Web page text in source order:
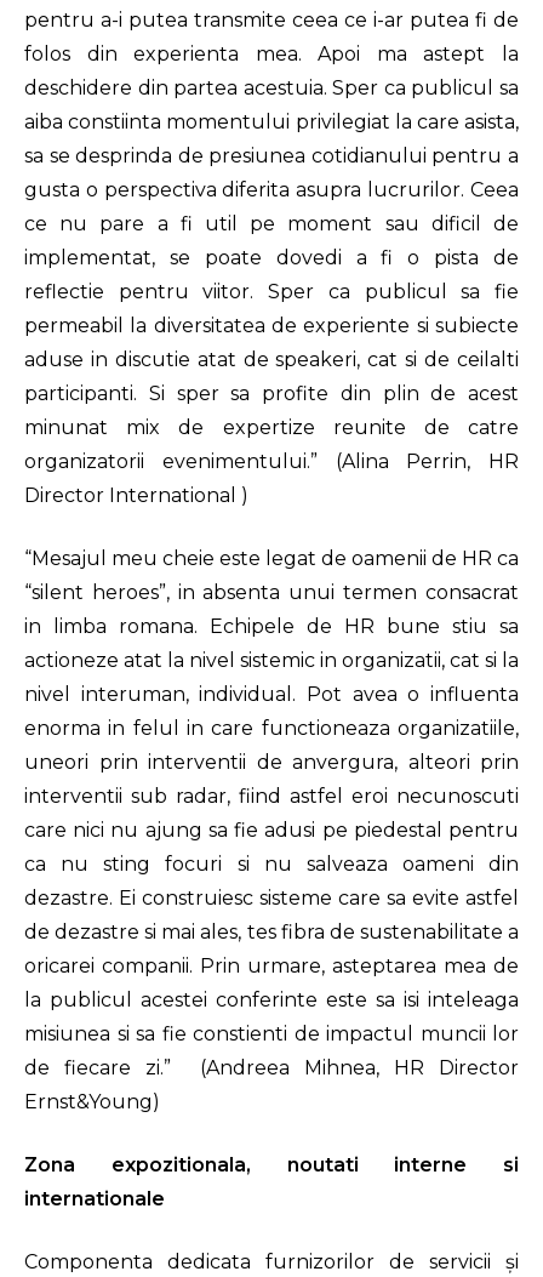
pentru a-i putea transmite ceea ce i-ar putea fi de
folos din experienta mea. Apoi ma astept la
deschidere din partea acestuia. Sper ca publicul sa
aiba constiinta momentului privilegiat la care asista,
sa se desprinda de presiunea cotidianului pentru a
gusta o perspectiva diferita asupra lucrurilor. Ceea
ce nu pare a fi util pe moment sau dificil de
implementat, se poate dovedi a fi o pista de
reflectie pentru viitor. Sper ca publicul sa fie
permeabil la diversitatea de experiente si subiecte
aduse in discutie atat de speakeri, cat si de ceilalti
participanti. Si sper sa profite din plin de acest
minunat mix de expertize reunite de catre
organizatorii evenimentului.” (Alina Perrin, HR
Director International )
“Mesajul meu cheie este legat de oamenii de HR ca
“silent heroes”, in absenta unui termen consacrat
in limba romana. Echipele de HR bune stiu sa
actioneze atat la nivel sistemic in organizatii, cat si la
nivel interuman, individual. Pot avea o influenta
enorma in felul in care functioneaza organizatiile,
uneori prin interventii de anvergura, alteori prin
interventii sub radar, fiind astfel eroi necunoscuti
care nici nu ajung sa fie adusi pe piedestal pentru
ca nu sting focuri si nu salveaza oameni din
dezastre. Ei construiesc sisteme care sa evite astfel
de dezastre si mai ales, tes fibra de sustenabilitate a
oricarei companii. Prin urmare, asteptarea mea de
la publicul acestei conferinte este sa isi inteleaga
misiunea si sa fie constienti de impactul muncii lor
de fiecare zi.” (Andreea Mihnea, HR Director
Ernst&Young)
Zona expozitionala, noutati interne si
internationale
Componenta dedicata furnizorilor de servicii și